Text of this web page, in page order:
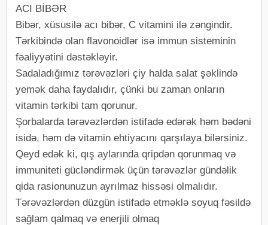
ACI BİBƏR
Bibər, xüsusilə acı bibər, C vitamini ilə zəngindir.
Tərkibində olan flavonoidlər isə immun sisteminin
fəaliyyətini dəstəkləyir.
Sadaladığımız tərəvəzləri çiy halda salat şəklində
yemək daha faydalıdır, çünki bu zaman onların
vitamin tərkibi tam qorunur.
Şorbalarda tərəvəzlərdən istifadə edərək həm bədəni
isidə, həm də vitamin ehtiyacını qarşılaya bilərsiniz.
Qeyd edək ki, qış aylarında qripdən qorunmaq və
immuniteti gücləndirmək üçün tərəvəzlər gündəlik
qida rasionunuzun ayrılmaz hissəsi olmalıdır.
Tərəvəzlərdən düzgün istifadə etməklə soyuq fəsildə
sağlam qalmaq və enerjili olmaq